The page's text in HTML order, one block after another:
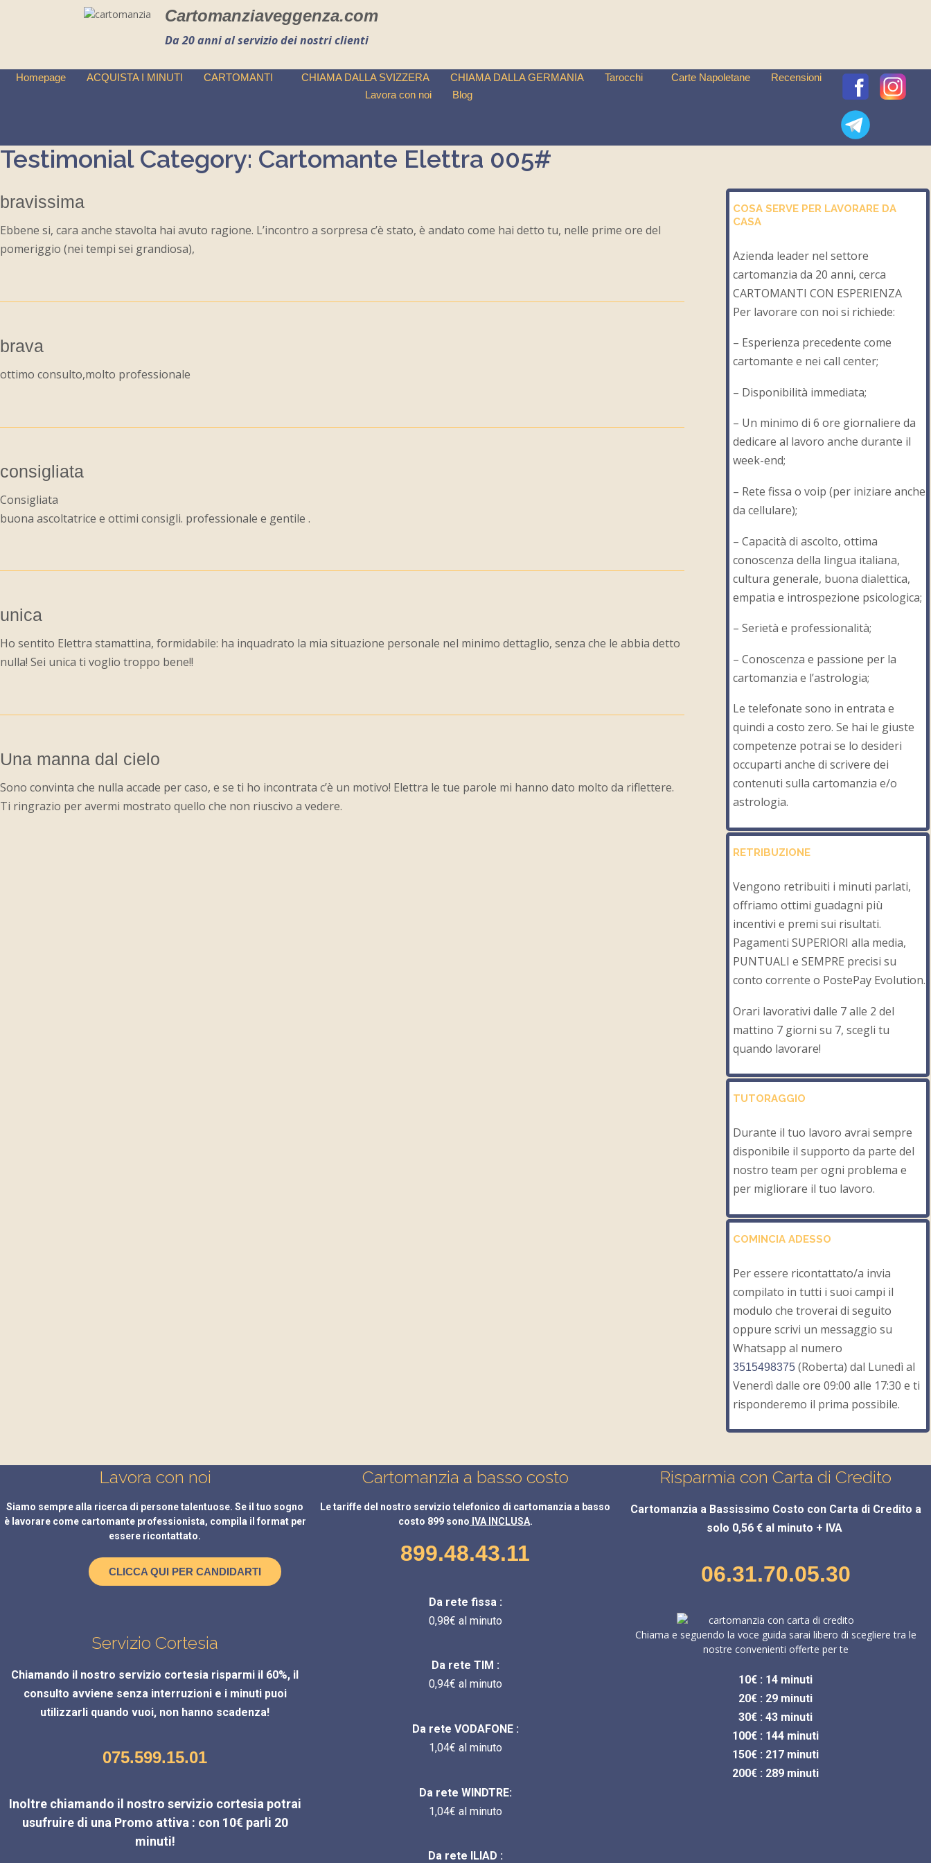
Cartomanziaveggenza.com
Da 20 anni al servizio dei nostri clienti
Homepage ACQUISTA I MINUTI CARTOMANTI CHIAMA DALLA SVIZZERA CHIAMA DALLA GERMANIA Tarocchi Carte Napoletane
Recensioni
Lavora con noi
Blog
Testimonial Category: Cartomante Elettra 005#
bravissima
Ebbene si, cara anche stavolta hai avuto ragione. L’incontro a sorpresa c’è stato, è andato come hai detto tu, nelle prime ore del
pomeriggio (nei tempi sei grandiosa),
brava
ottimo consulto,molto professionale
consigliata
Consigliata
buona ascoltatrice e ottimi consigli. professionale e gentile .
unica
Ho sentito Elettra stamattina, formidabile: ha inquadrato la mia situazione personale nel minimo dettaglio, senza che le abbia detto
nulla! Sei unica ti voglio troppo bene!!
Una manna dal cielo
Sono convinta che nulla accade per caso, e se ti ho incontrata c’è un motivo! Elettra le tue parole mi hanno dato molto da riflettere.
Ti ringrazio per avermi mostrato quello che non riuscivo a vedere.
COSA SERVE PER LAVORARE DA
CASA
Azienda leader nel settore
cartomanzia da 20 anni, cerca
CARTOMANTI CON ESPERIENZA
Per lavorare con noi si richiede:
– Esperienza precedente come
cartomante e nei call center;
– Disponibilità immediata;
– Un minimo di 6 ore giornaliere da
dedicare al lavoro anche durante il
week-end;
– Rete fissa o voip (per iniziare anche
da cellulare);
– Capacità di ascolto, ottima
conoscenza della lingua italiana,
cultura generale, buona dialettica,
empatia e introspezione psicologica;
– Serietà e professionalità;
– Conoscenza e passione per la
cartomanzia e l’astrologia;
Le telefonate sono in entrata e
quindi a costo zero. Se hai le giuste
competenze potrai se lo desideri
occuparti anche di scrivere dei
contenuti sulla cartomanzia e/o
astrologia.
RETRIBUZIONE
Vengono retribuiti i minuti parlati,
offriamo ottimi guadagni più
incentivi e premi sui risultati.
Pagamenti SUPERIORI alla media,
PUNTUALI e SEMPRE precisi su
conto corrente o PostePay Evolution.
Orari lavorativi dalle 7 alle 2 del
mattino 7 giorni su 7, scegli tu
quando lavorare!
TUTORAGGIO
Durante il tuo lavoro avrai sempre
disponibile il supporto da parte del
nostro team per ogni problema e
per migliorare il tuo lavoro.
COMINCIA ADESSO
Per essere ricontattato/a invia
compilato in tutti i suoi campi il
modulo che troverai di seguito
oppure scrivi un messaggio su
Whatsapp al numero
3515498375(Roberta) dal Lunedì al
Venerdì dalle ore 09:00 alle 17:30 e ti
risponderemo il prima possibile.
Lavora con noi
Siamo sempre alla ricerca di persone talentuose. Se il tuo sogno
è lavorare come cartomante professionista, compila il format per
essere ricontattato.
CLICCA QUI PER CANDIDARTI
Servizio Cortesia
Chiamando il nostro servizio cortesia risparmi il 60%, il
consulto avviene senza interruzioni e i minuti puoi
utilizzarli quando vuoi, non hanno scadenza!
075.599.15.01
Inoltre chiamando il nostro servizio cortesia potrai
usufruire di una Promo attiva : con 10€ parli 20
minuti!
Cartomanzia a basso costo
Le tariffe del nostro servizio telefonico di cartomanzia a basso
costo 899 sono IVA INCLUSA.
899.48.43.11
Da rete fissa :
0,98€ al minuto
Da rete TIM :
0,94€ al minuto
Da rete VODAFONE :
1,04€ al minuto
Da rete WINDTRE:
1,04€ al minuto
Da rete ILIAD :
Risparmia con Carta di Credito
Cartomanzia a Bassissimo Costo con Carta di Credito a
solo 0,56 € al minuto + IVA
06.31.70.05.30
Chiama e seguendo la voce guida sarai libero di scegliere tra le
nostre convenienti offerte per te
10€ : 14 minuti
20€ : 29 minuti
30€ : 43 minuti
100€ : 144 minuti
150€ : 217 minuti
200€ : 289 minuti